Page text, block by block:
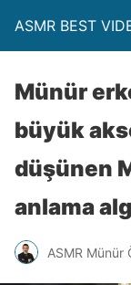
ASMR BEST
Münür
büyük
düşünen
anlama alg
ASMR Münür